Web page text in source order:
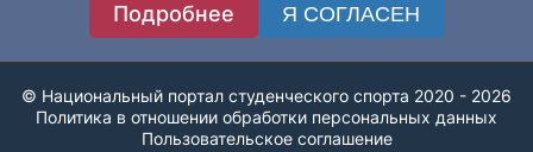
Подробнее Я СОГЛАСЕН
Политика в отношении обработки персональных данных
Пользовательское соглашение
© Национальный портал студенческого спорта 2020 - 2026